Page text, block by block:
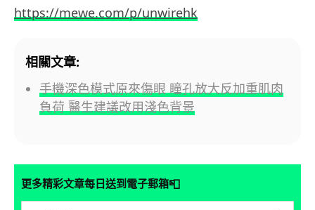
https://mewe.com/p/unwirehk
相關文章:
手機深色模式原來傷眼 瞳孔放大反加重肌肉
負荷 醫生建議改用淺色背景
更多精彩文章每日送到電子郵箱📮